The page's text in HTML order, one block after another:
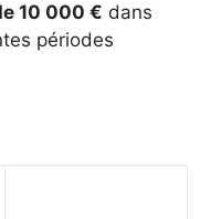
10 000 € dans
périodes